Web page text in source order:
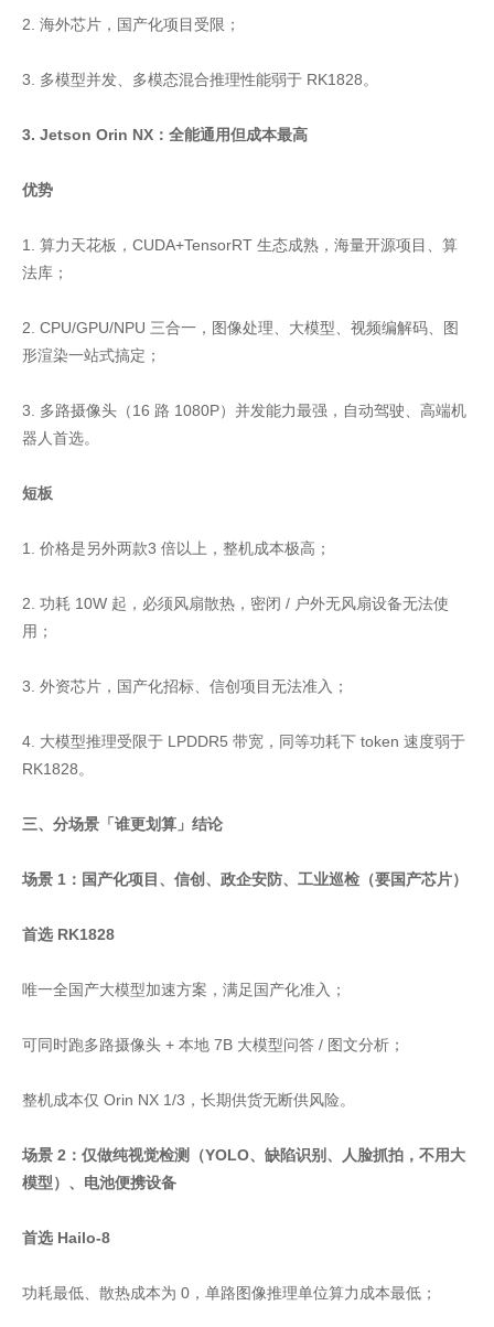
2. 海外芯片，国产化项目受限；
3. 多模型并发、多模态混合推理性能弱于 RK1828。
3. Jetson Orin NX：全能通用但成本最高
优势
1. 算力天花板，CUDA+TensorRT 生态成熟，海量开源项目、算
法库；
2. CPU/GPU/NPU 三合一，图像处理、大模型、视频编解码、图
形渲染一站式搞定；
3. 多路摄像头（16 路 1080P）并发能力最强，自动驾驶、高端机
器人首选。
短板
1. 价格是另外两款3 倍以上，整机成本极高；
2. 功耗 10W 起，必须风扇散热，密闭 / 户外无风扇设备无法使
用；
3. 外资芯片，国产化招标、信创项目无法准入；
4. 大模型推理受限于 LPDDR5 带宽，同等功耗下 token 速度弱于
RK1828。
三、分场景「谁更划算」结论
场景 1：国产化项目、信创、政企安防、工业巡检（要国产芯片）
首选 RK1828
唯一全国产大模型加速方案，满足国产化准入；
可同时跑多路摄像头 + 本地 7B 大模型问答 / 图文分析；
整机成本仅 Orin NX 1/3，长期供货无断供风险。
场景 2：仅做纯视觉检测（YOLO、缺陷识别、人脸抓拍，不用大
模型）、电池便携设备
首选 Hailo-8
功耗最低、散热成本为 0，单路图像推理单位算力成本最低；